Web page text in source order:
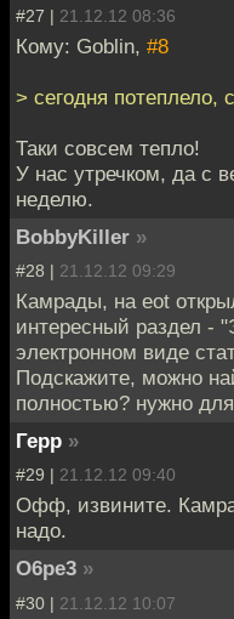
#27 | 21.12.12 08:36
Кому: Goblin, #8
> сегодня потеплело,
Таки совсем тепло!
У нас утречком, да с
неделю.
BobbyKiller »
#28 | 21.12.12 09:29
Камрады, на eot
интересный раздел -
электронном виде
Подскажите, можно
полностью? нужно
Герр »
#29 | 21.12.12 09:40
Офф, извините.
надо.
O6pe3 »
#30 | 21.12.12 10:07